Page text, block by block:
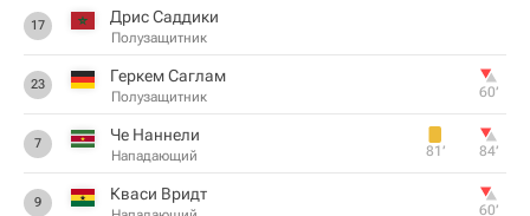
17 Дрис Саддики
Полузащитник
23 Геркем Саглам
Полузащитник 60‎’‎
7 Че Наннели
Нападающий 81‎’‎ 84‎’‎
9 Кваси Вридт
60‎’‎